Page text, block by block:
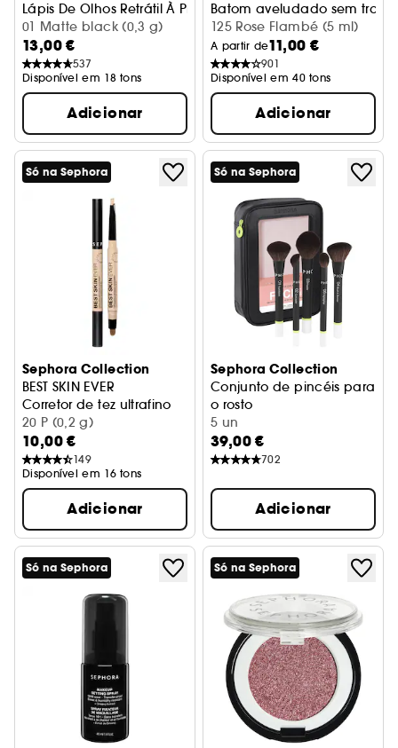
Lápis De Olhos Retrátil À Prova De Água
01 Matte black (0,3 g)
13,00 €
537
Disponível em 18 tons
Adicionar
Batom aveludado sem
125 Rose Flambé (5 ml)
A partir de11,00 €
901
Disponível em 40 tons
Adicionar
Só na Sephora
Sephora Collection
BEST SKIN EVER
Corretor de tez ultrafino
20 P (0,2 g)
10,00 €
149
Disponível em 16 tons
Adicionar
Só na Sephora
Sephora Collection
Conjunto de pincéis para
o rosto
Aplicação intuitiva,
5 un
39,00 €
702
Adicionar
Só na Sephora Só na Sephora